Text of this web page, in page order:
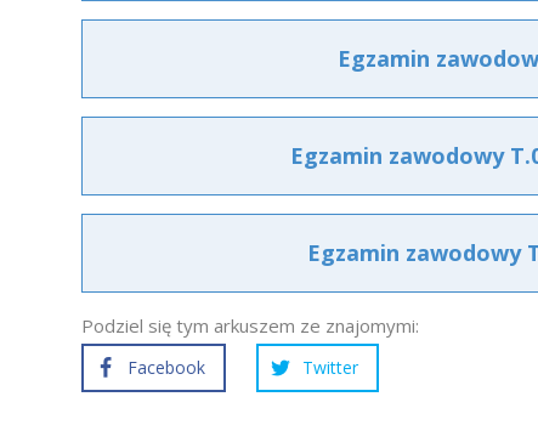
Egzamin
Egzamin zawodowy
Egzamin zawodowy
Podziel się tym arkuszem ze znajomymi:
Facebook Twitter